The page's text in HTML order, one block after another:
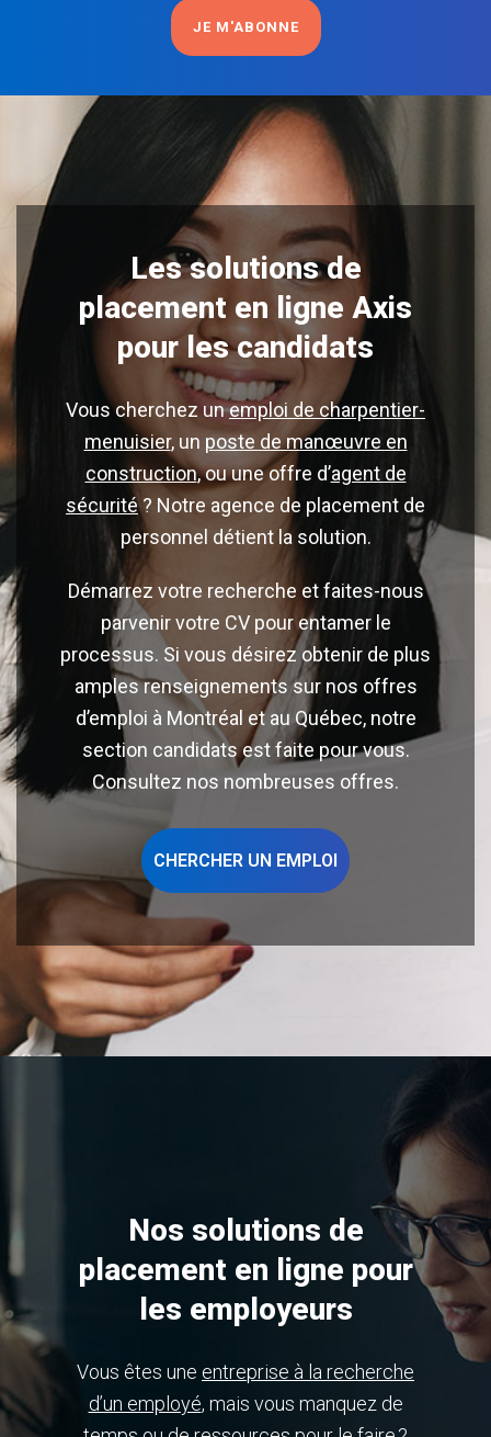
Les solutions de
placement en ligne Axis
pour les candidats
Vous cherchez unemploi de charpentier-
menuisier, un poste de manœuvre en
construction, ou une offre d’agent de
sécurité? Notre agence de placement de
personnel détient la solution.
Démarrez votre recherche et faites-nous
parvenir votre CV pour entamer le
processus. Si vous désirez obtenir de plus
amples renseignements sur nos offres
d’emploi à Montréal et au Québec, notre
section candidats est faite pour vous.
Consultez nos nombreuses offres.
CHERCHER UN EMPLOI
Nos solutions de
placement en ligne pour
les employeurs
Vous êtes une entreprise à la recherche
d’un employé, mais vous manquez de